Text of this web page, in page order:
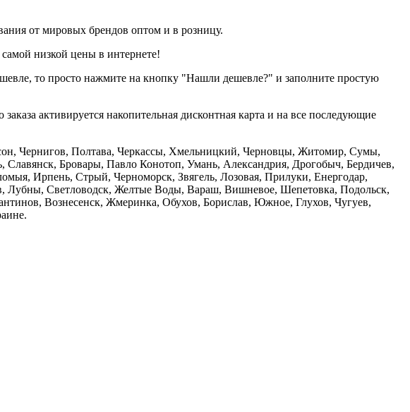
от мировых брендов оптом и в розницу.
самой низкой цены в интернете!
то просто нажмите на кнопку "Нашли дешевле?" и заполните простую
активируется накопительная дисконтная карта и на все последующие
Чернигов, Полтава, Черкассы, Хмельницкий, Черновцы, Житомир, Сумы,
Бровары, Павло Конотоп, Умань, Александрия, Дрогобыч, Бердичев,
Ирпень, Стрый, Черноморск, Звягель, Лозовая, Прилуки, Енергодар,
Светловодск, Желтые Воды, Вараш, Вишневое, Шепетовка, Подольск,
Вознесенск, Жмеринка, Обухов, Борислав, Южное, Глухов, Чугуев,